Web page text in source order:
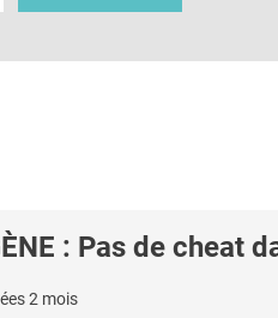
: Pas de cheat
2 mois